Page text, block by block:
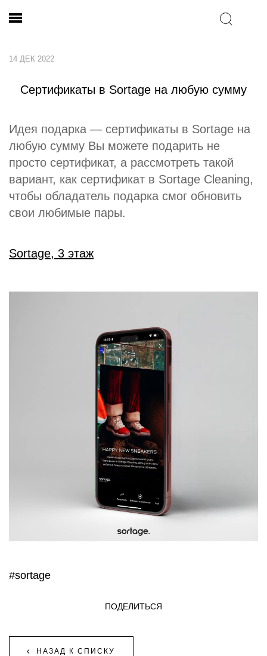
14 ДЕК 2022
Сертификаты в Sortage на любую сумму
Идея подарка — сертификаты в Sortage на
любую сумму Вы можете подарить не
просто сертификат, а рассмотреть такой
вариант, как сертификат в Sortage Cleaning,
чтобы обладатель подарка смог обновить
свои любимые пары.
Sortage, 3 этаж
#sortage
НАЗАД К СПИСКУ
ПОДЕЛИТЬСЯ